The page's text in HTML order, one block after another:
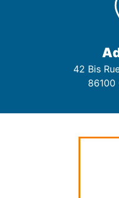
42 Bis
86100